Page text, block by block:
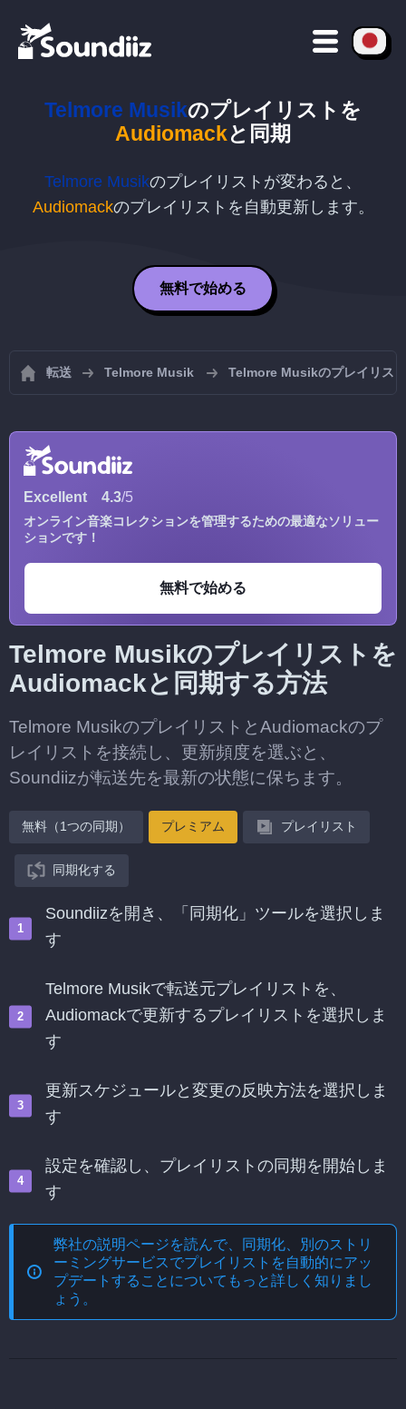
Telmore Musikのプレイリストを
Audiomackと同期
Telmore Musikのプレイリストが変わると、
Audiomackのプレイリストを自動更新します。
無料で始める
転送 Telmore Musik Telmore Musikのプレイリス
Excellent 4.3/5
オンライン音楽コレクションを管理するための最適なソリュー
ションです！
無料で始める
Telmore Musikのプレイリストを
Audiomackと同期する方法
Telmore MusikのプレイリストとAudiomackのプ
レイリストを接続し、更新頻度を選ぶと、
Soundiizが転送先を最新の状態に保ちます。
無料（1つの同期） プレミアム プレイリスト
同期化する
Soundiizを開き、「同期化」ツールを選択しま
す
Telmore Musikで転送元プレイリストを、
Audiomackで更新するプレイリストを選択しま
す
更新スケジュールと変更の反映方法を選択しま
す
設定を確認し、プレイリストの同期を開始しま
す
弊社の説明ページを読んで、
同期化、別のストリ
ーミングサービスでプレイリストを自動的にアッ
プデートする ことについてもっと詳しく知りまし
ょう。